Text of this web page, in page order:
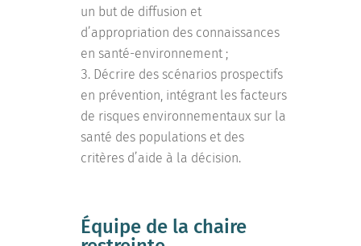
un but de diffusion et
d’appropriation des connaissances
en santé-environnement ;
Décrire des scénarios prospectifs
en prévention, intégrant les facteurs
de risques environnementaux sur la
santé des populations et des
critères d’aide à la décision.
Équipe de la chaire